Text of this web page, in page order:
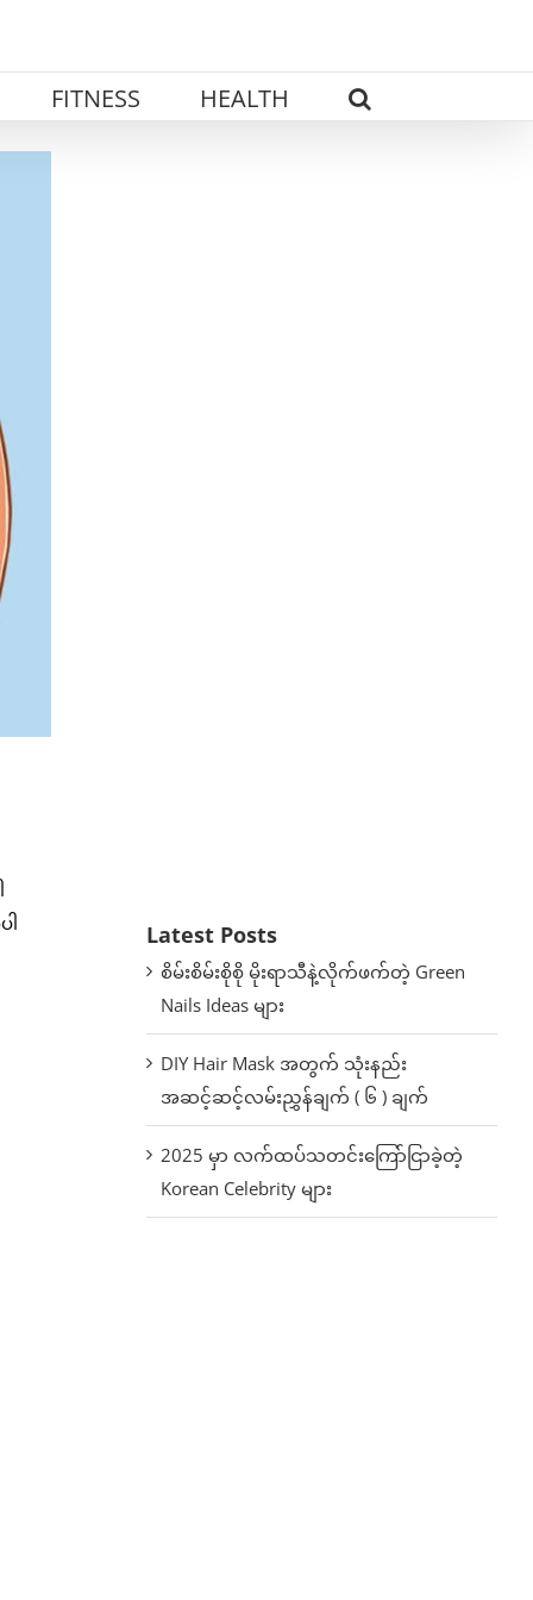
FITNESS HEALTH
ါ
Latest Posts
စိမ်းစိမ်းစိုစို မိုးရာသီနဲ့လိုက်ဖက်တဲ့ Green
Nails Ideas များ
DIY Hair Mask အတွက် သုံးနည်း
အဆင့်ဆင့်လမ်းညွှန်ချက် ( ၆ ) ချက်
2025 မှာ လက်ထပ်သတင်းကြော်ငြာခဲ့တဲ့
Korean Celebrity များ